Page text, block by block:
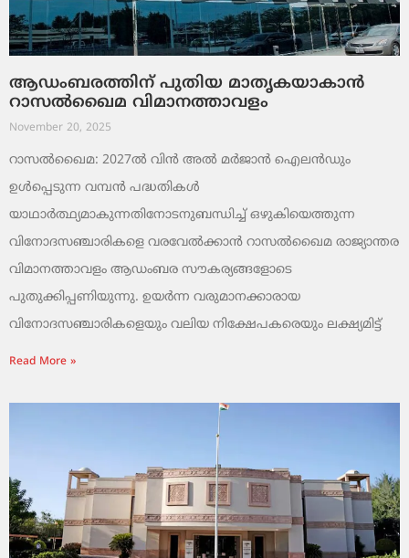
ആഡംബരത്തിന് പുതിയ മാതൃകയാകാൻ
റാസൽഖൈമ വിമാനത്താവളം
November 20, 2025
റാസൽഖൈമ: 2027ൽ വിൻ അൽ മർജാൻ ഐലൻഡും
ഉൾപ്പെടുന്ന വമ്പൻ പദ്ധതികൾ
യാഥാർത്ഥ്യമാകുന്നതിനോടനുബന്ധിച്ച് ഒഴുകിയെത്തുന്ന
വിനോദസഞ്ചാരികളെ വരവേൽക്കാൻ റാസൽഖൈമ രാജ്യാന്തര
വിമാനത്താവളം ആഡംബര സൗകര്യങ്ങളോടെ
പുതുക്കിപ്പണിയുന്നു. ഉയർന്ന വരുമാനക്കാരായ
വിനോദസഞ്ചാരികളെയും വലിയ നിക്ഷേപകരെയും ലക്ഷ്യമിട്ട്
Read More »